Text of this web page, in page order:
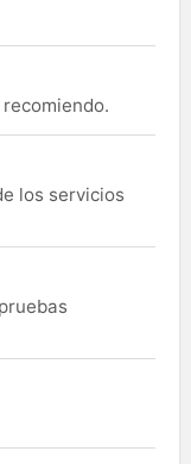
los servicios